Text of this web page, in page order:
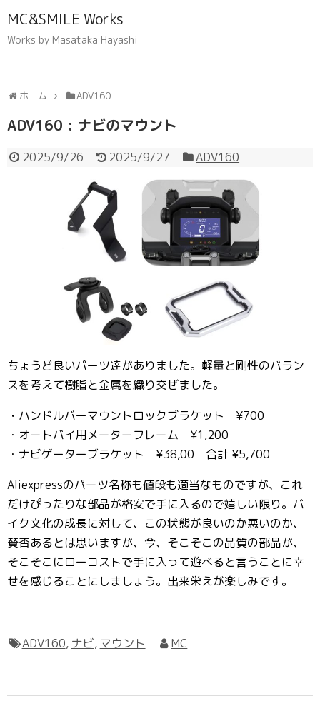
MC&SMILE Works
Works by Masataka Hayashi
ホーム ADV160
ADV160 : ナビのマウント
2025/9/26 2025/9/27 ADV160
ちょうど良いパーツ達がありました。軽量と剛性のバラン
スを考えて樹脂と金属を織り交ぜました。
・ ハンドルバーマウントロックブラケット ¥700
・オートバイ用メーターフレーム ¥1,200
・ナビゲーターブラケット ¥38,00 合計 ¥5,700
Aliexpressのパーツ名称も値段も適当なものですが、これ
だけぴったりな部品が格安で手に入るので嬉しい限り。バ
イク文化の成長に対して、この状態が良いのか悪いのか、
賛否あるとは思いますが、今、そこそこの品質の部品が、
そこそこにローコストで手に入って遊べると言うことに幸
せを感じることにしましょう。出来栄えが楽しみです。
ADV160, ナビ, マウント MC